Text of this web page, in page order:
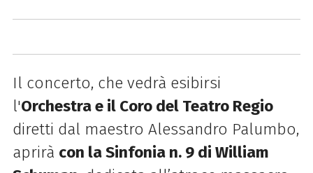
Il concerto, che vedrà esibirsi
l'Orchestra e il Coro del Teatro Regio
diretti dal maestro Alessandro Palumbo,
aprirà con laSinfonia n. 9di William